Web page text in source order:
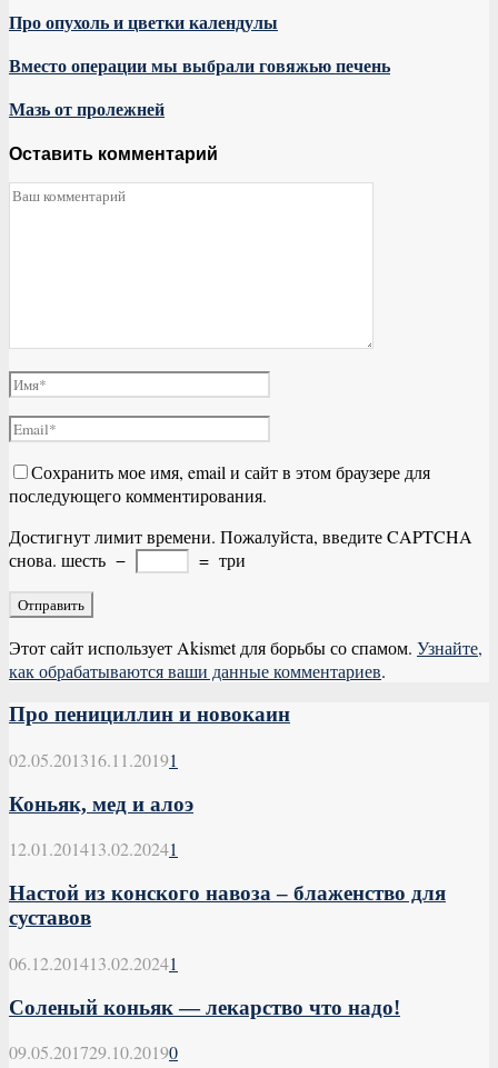
Про опухоль и цветки календулы
Вместо операции мы выбрали говяжью печень
Мазь от пролежней
Оставить комментарий
Сохранить мое имя, email и сайт в этом браузере для
последующего комментирования.
Достигнут лимит времени. Пожалуйста, введите CAPTCHA
снова. шесть − = три
Этот сайт использует Akismet для борьбы со спамом. Узнайте,
как обрабатываются ваши данные комментариев.
Про пенициллин и новокаин
02.05.201316.11.20191
Коньяк, мед и алоэ
12.01.201413.02.20241
Настой из конского навоза – блаженство для
суставов
06.12.201413.02.20241
Соленый коньяк — лекарство что надо!
09.05.201729.10.20190